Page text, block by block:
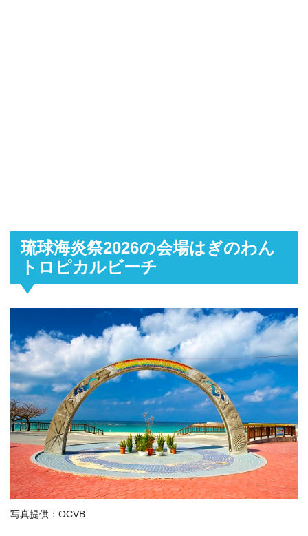
琉球海炎祭2026の会場はぎのわん
トロピカルビーチ
写真提供：OCVB